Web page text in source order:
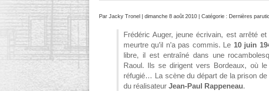
Par Jacky Tronel | dimanche 8 août 2010 | Catégorie : Dernières
Frédéric Auger, jeune écrivain, est arrêté
meurtre qu’il n’a pas commis. Le 10 juin
libre, il est entraîné dans une
Raoul. Ils se dirigent vers Bordeaux, où
réfugié… La scène du départ de la prison
du réalisateur Jean-Paul Rappeneau.